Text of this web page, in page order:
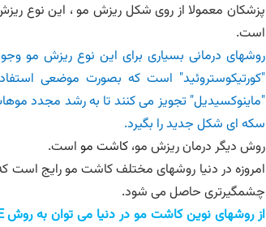
پزشکان معمولا از روی شکل ریزش مو ، این نوع
است.
روشهای درمانی بسیاری برای این نوع ریزش مو
"کورتیکوستروئید" است که بصورت موضعی
"ماینوکسیدیل" تجویز می کنند تا به رشد مجدد
سکه ای شکل جدید را بگیرد.
روش دیگر درمان ریزش مو، کاشت مو است.
امروزه در دنیا روشهای مختلف کاشت مو رایج است که
چشمگیرتری حاصل می شود.
از روشهای نوین کاشت مو در دنیا می توان به روش